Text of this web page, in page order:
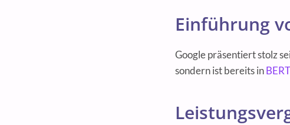
Einführung
Google präsentiert stolz
sondern ist bereits inBERT